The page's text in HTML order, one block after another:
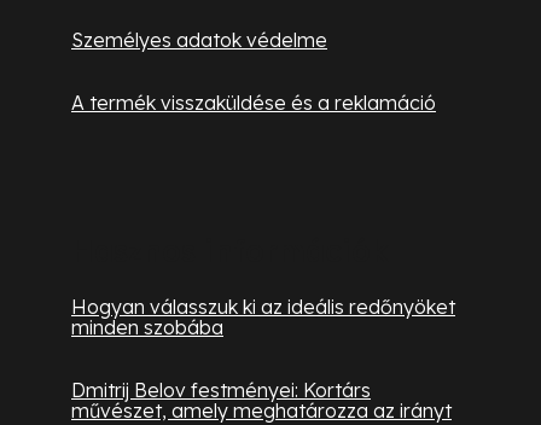
Személyes adatok védelme
A termék visszaküldése és a reklamáció
Hogyan válasszuk ki az ideális redőnyöket
minden szobába
Dmitrij Belov festményei: Kortárs
művészet, amely meghatározza az irányt